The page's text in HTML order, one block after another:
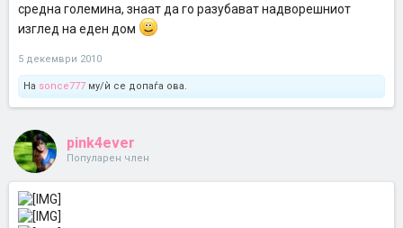
средна големина, знаат да го разубават надворешниот
изглед на еден дом
5 декември 2010
На sonce777 му/ѝ се допаѓа ова.
pink4ever
Популарен член